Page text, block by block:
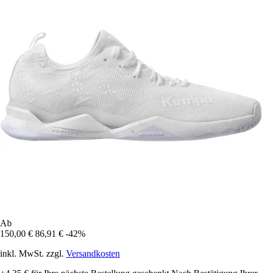
Ab
150,00 € 86,91 € -42%
inkl. MwSt. zzgl. Versandkosten